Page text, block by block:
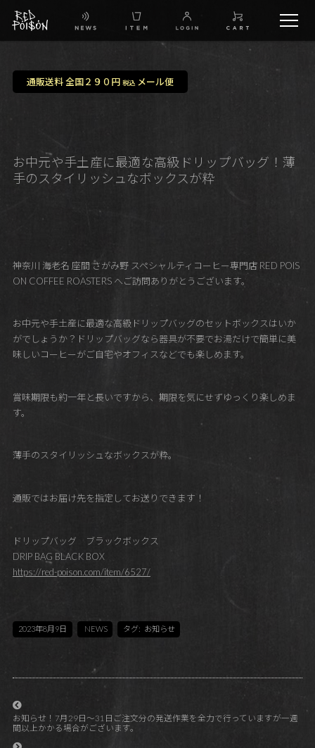
FB
通販送料 全国２９０円 税込メール便
お中元や手土産に最適な高級ドリップバッグ！薄
手のスタイリッシュなボックスが粋
神奈川 海老名 座間 さがみ野 スペシャルティコーヒー専門店 RED POIS
ON COFFEE ROASTERS へご訪問ありがとうございます。
お中元や手土産に最適な高級ドリップバッグのセットボックスはいか
がでしょうか？ドリップバッグなら器具が不要でお湯だけで簡単に美
味しいコーヒーがご自宅やオフィスなどでも楽しめます。
賞味期限も約一年と長いですから、期限を気にせずゆっくり楽しめま
す。
薄手のスタイリッシュなボックスが粋。
通販ではお届け先を指定してお送りできます！
ドリップバッグ ブラックボックス
DRIP BAG BLACK BOX
https://red-poison.com/item/6527/
2023年8月9日 NEWS タグ: お知らせ
お知らせ！7月29日～31日ご注文分の発送作業を全力で行っていますが一週
間以上かかる場合がございます。